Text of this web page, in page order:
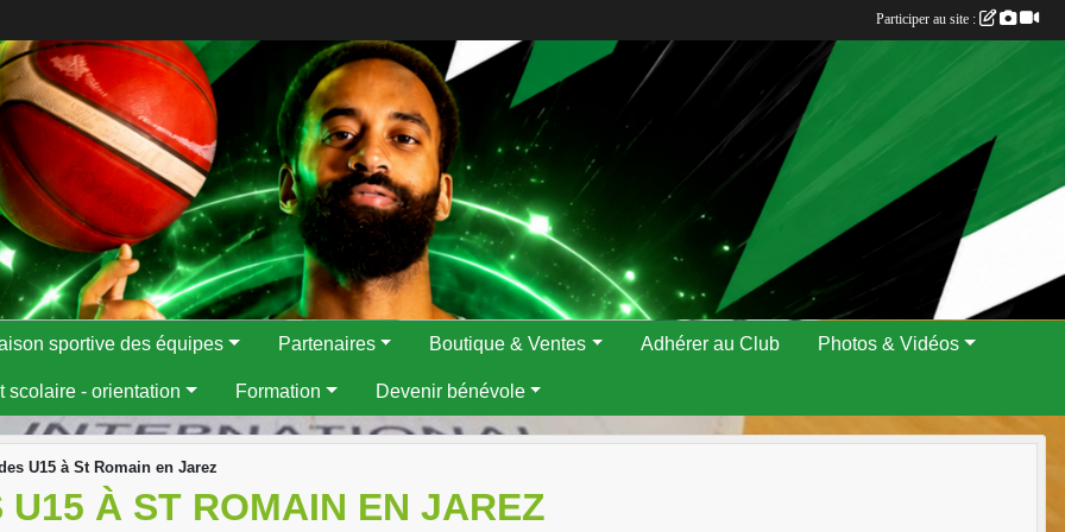
sportive des équipes Partenaires Boutique & Ventes Adhérer au Club Photos & Vidéos
scolaire - orientation Formation Devenir bénévole
U15 à St Romain en Jarez
À ST ROMAIN EN JAREZ
Participer au site :